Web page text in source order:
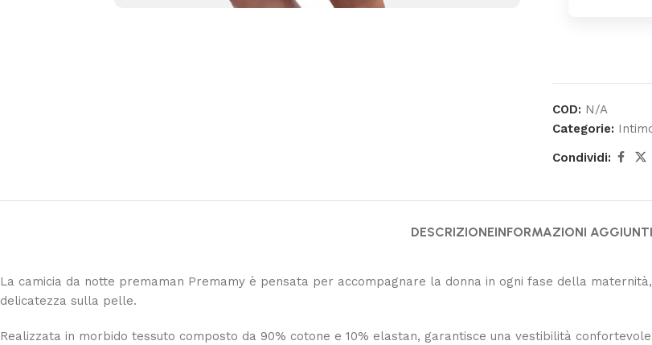
COD: N/A
Categorie:
Condividi:
DESCRIZIONEINFORMAZIONI
La camicia da notte premaman Premamy è pensata per accompagnare la donna in ogni fase della
delicatezza sulla pelle.
Realizzata in morbido tessuto composto da 90% cotone e 10% elastan, garantisce una vestibilità